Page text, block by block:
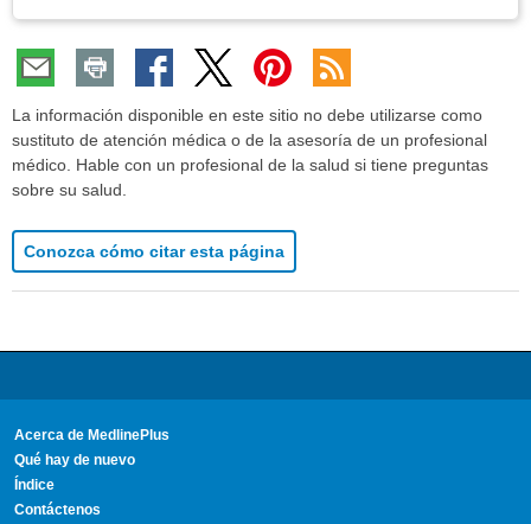
La información disponible en este sitio no debe utilizarse como
sustituto de atención médica o de la asesoría de un profesional
médico. Hable con un profesional de la salud si tiene preguntas
sobre su salud.
Conozca cómo citar esta página
Acerca de MedlinePlus
Qué hay de nuevo
Índice
Contáctenos